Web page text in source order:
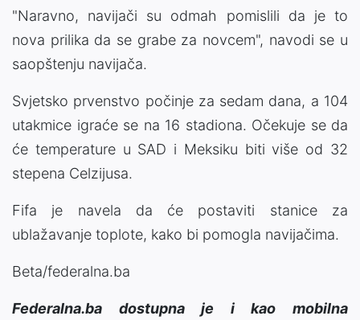
"Naravno, navijači su odmah pomislili da je to
nova prilika da se grabe za novcem", navodi se u
saopštenju navijača.
Svjetsko prvenstvo počinje za sedam dana, a 104
utakmice igraće se na 16 stadiona. Očekuje se da
će temperature u SAD i Meksiku biti više od 32
stepena Celzijusa.
Fifa je navela da će postaviti stanice za
ublažavanje toplote, kako bi pomogla navijačima.
Beta/federalna.ba
Federalna.ba dostupna je i kao mobilna